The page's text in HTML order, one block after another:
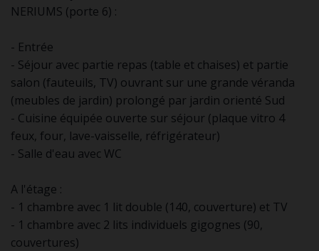
NERIUMS (porte 6) :
- Entrée
- Séjour avec partie repas (table et chaises) et partie
salon (fauteuils, TV) ouvrant sur une grande véranda
(meubles de jardin) prolongé par jardin orienté Sud
- Cuisine équipée ouverte sur séjour (plaque vitro 4
feux, four, lave-vaisselle, réfrigérateur)
- Salle d'eau avec WC
A l'étage :
- 1 chambre avec 1 lit double (140, couverture) et TV
- 1 chambre avec 2 lits individuels gigognes (90,
couvertures)